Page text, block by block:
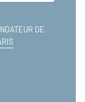
DE